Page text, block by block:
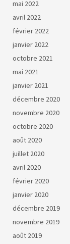
mai 2022
avril 2022
février 2022
janvier 2022
octobre 2021
mai 2021
janvier 2021
décembre 2020
novembre 2020
octobre 2020
août 2020
juillet 2020
avril 2020
février 2020
janvier 2020
décembre 2019
novembre 2019
août 2019